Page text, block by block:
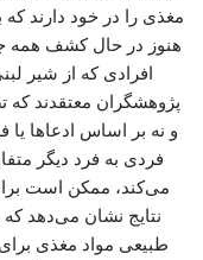
مغذی را در خود دارند
هنوز در حال کشف همه
افرادی که از شیر
پژوهشگران معتقدند که
و نه بر اساس ادعاها یا
فردی به فرد دیگر
می‌کند، ممکن است
نتایج نشان می‌دهد که
طبیعی مواد مغذی